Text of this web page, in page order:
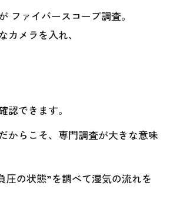
ファイバースコープ調査。
カメラを入れ、
認できます。
からこそ、専門調査が大きな意味
圧の状態”を調べて湿気の流れを